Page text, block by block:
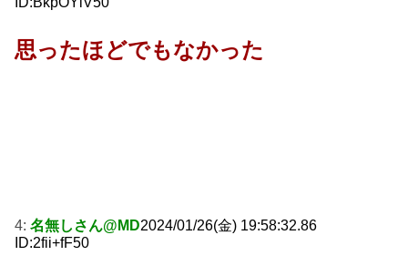
思ったほどでもなかった
4: 名無しさん@MD2024/01/26(金) 19:58:32.86
ID:2fii+fF50